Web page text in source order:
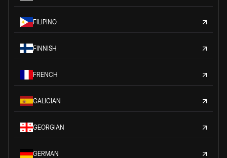
FILIPINO
FINNISH
FRENCH
GALICIAN
GEORGIAN
GERMAN